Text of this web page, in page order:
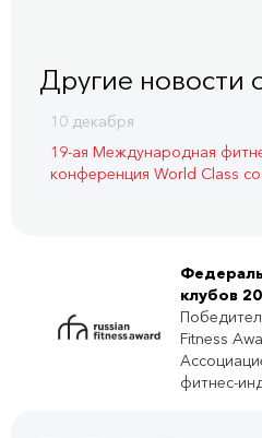
Другие новости
10 декабря
19-ая Международная
конференция World Class
клубов
Fitness
фитнес-